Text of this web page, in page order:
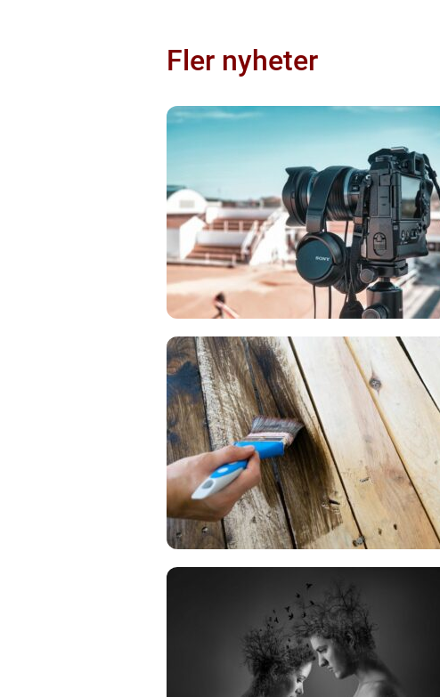
Fler nyheter